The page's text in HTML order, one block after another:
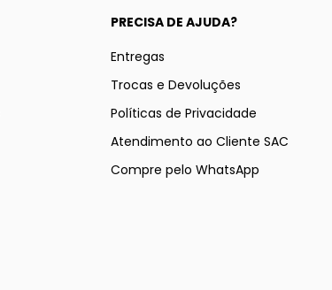
PRECISA DE AJUDA?
Entregas
Trocas e Devoluções
Políticas de Privacidade
Atendimento ao Cliente SAC
Compre pelo WhatsApp